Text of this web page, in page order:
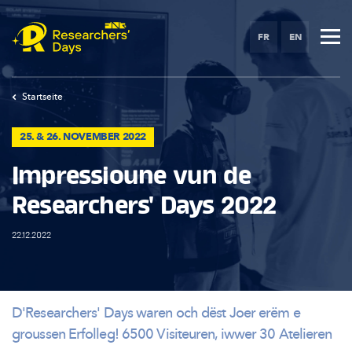
Skip
main
content
FR EN
Startseite
25. & 26. NOVEMBER 2022
Impressioune vun de
Researchers' Days 2022
22.12.2022
D'Researchers' Days waren och dëst Joer erëm e
groussen Erfolleg! 6500 Visiteuren, iwwer 30 Atelieren